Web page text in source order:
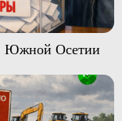
Южной Осетии